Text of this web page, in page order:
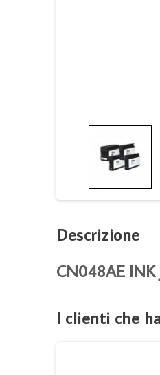
Descrizione
CN048AE INK
I clienti che